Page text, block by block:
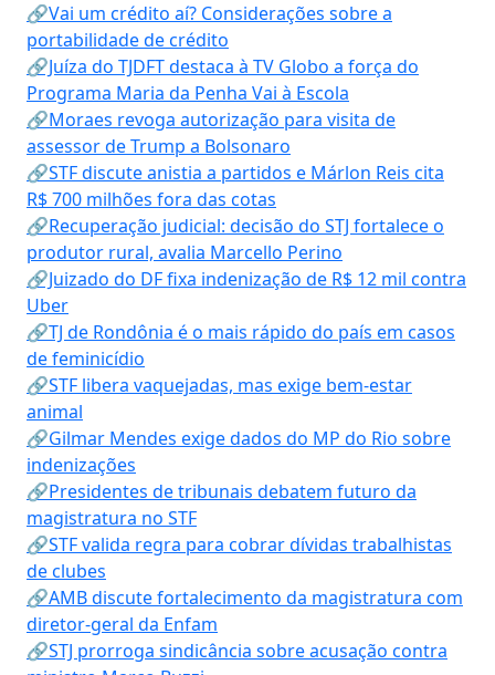
🔗Vai um crédito aí? Considerações sobre a
portabilidade de crédito
🔗Juíza do TJDFT destaca à TV Globo a força do
Programa Maria da Penha Vai à Escola
🔗Moraes revoga autorização para visita de
assessor de Trump a Bolsonaro
🔗STF discute anistia a partidos e Márlon Reis cita
R$ 700 milhões fora das cotas
🔗Recuperação judicial: decisão do STJ fortalece o
produtor rural, avalia Marcello Perino
🔗Juizado do DF fixa indenização de R$ 12 mil contra
Uber
🔗TJ de Rondônia é o mais rápido do país em casos
de feminicídio
🔗STF libera vaquejadas, mas exige bem-estar
animal
🔗Gilmar Mendes exige dados do MP do Rio sobre
indenizações
🔗Presidentes de tribunais debatem futuro da
magistratura no STF
🔗STF valida regra para cobrar dívidas trabalhistas
de clubes
🔗AMB discute fortalecimento da magistratura com
diretor-geral da Enfam
🔗STJ prorroga sindicância sobre acusação contra